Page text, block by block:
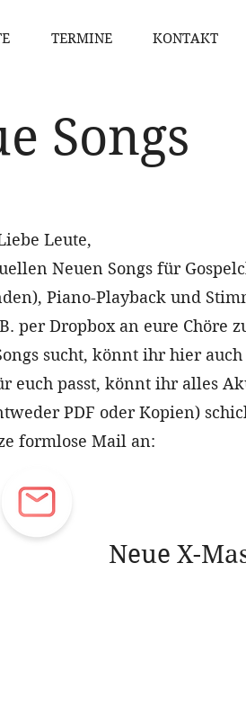
TERMINE KONTAKT
Songs
Leute,
Neuen Songs für
Piano-Playback und
per Dropbox an eure Chöre
sucht, könnt ihr hier
euch passt, könnt ihr alles
PDF oder Kopien)
formlose Mail an:
Neue X-